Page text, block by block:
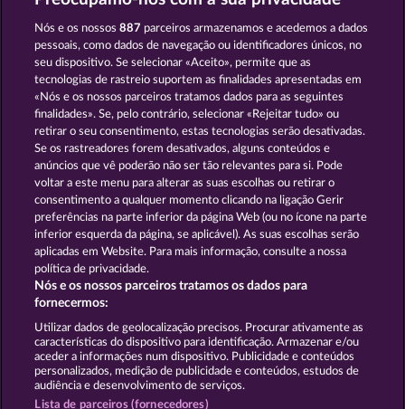
GATES OF ISHTAR THE GRIFFIN
CREATURES OF THE NIGHT
Termos e Condições
Declaração de Privacidade Marca
Empresa Perguntas frequentes Facebook
Enviar pedido de rescisão
Nós e os nossos887 parceiros armazenamos e acedemos a dados
pessoais, como dados de navegação ou identificadores únicos, no
seu dispositivo. Se selecionar «Aceito», permite que as
tecnologias de rastreio suportem as finalidades apresentadas em
«Nós e os nossos parceiros tratamos dados para as seguintes
finalidades». Se, pelo contrário, selecionar «Rejeitar tudo» ou
retirar o seu consentimento, estas tecnologias serão desativadas.
Se os rastreadores forem desativados, alguns conteúdos e
anúncios que vê poderão não ser tão relevantes para si. Pode
voltar a este menu para alterar as suas escolhas ou retirar o
consentimento a qualquer momento clicando na ligação Gerir
preferências na parte inferior da página Web (ou no ícone na parte
inferior esquerda da página, se aplicável). As suas escolhas serão
aplicadas em Website. Para mais informação, consulte a nossa
política de privacidade.
Nós e os nossos parceiros tratamos os dados para
fornecermos:
Utilizar dados de geolocalização precisos. Procurar ativamente as
características do dispositivo para identificação. Armazenar e/ou
aceder a informações num dispositivo. Publicidade e conteúdos
personalizados, medição de publicidade e conteúdos, estudos de
audiência e desenvolvimento de serviços.
Lista de parceiros (fornecedores)